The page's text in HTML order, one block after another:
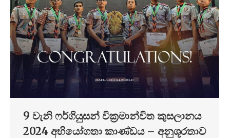
9 වැනි ෆර්ගියුසන් වික්‍රමාන්විත කුසලානය
2024 අභියෝගතා කාණ්ඩය – අනුශූරතාව